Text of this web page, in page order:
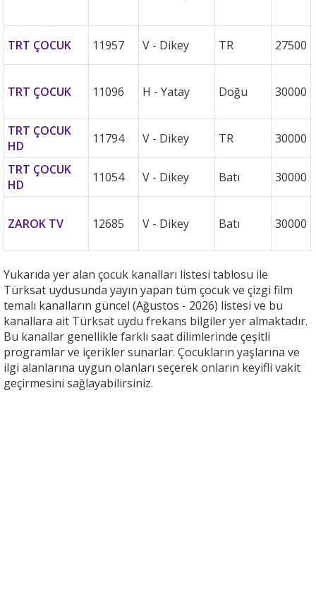
TRT ÇOCUK 11957 V - Dikey TR 27500
TRT ÇOCUK 11096 H - Yatay Doğu 30000
TRT ÇOCUK
HD
11794 V - Dikey TR 30000
TRT ÇOCUK
HD
11054 V - Dikey Batı 30000
ZAROK TV 12685 V - Dikey Batı 30000
Yukarıda yer alan çocuk kanalları listesi tablosu ile
Türksat uydusunda yayın yapan tüm çocuk ve çizgi film
temalı kanalların güncel (Ağustos - 2026) listesi ve bu
kanallara ait Türksat uydu frekans bilgiler yer almaktadır.
Bu kanallar genellikle farklı saat dilimlerinde çeşitli
programlar ve içerikler sunarlar. Çocukların yaşlarına ve
ilgi alanlarına uygun olanları seçerek onların keyifli vakit
geçirmesini sağlayabilirsiniz.